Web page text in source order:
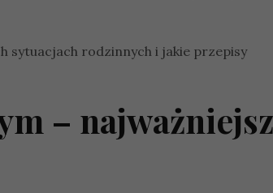
sytuacjach rodzinnych i jakie przepisy
–